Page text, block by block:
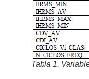
Tabla 1.